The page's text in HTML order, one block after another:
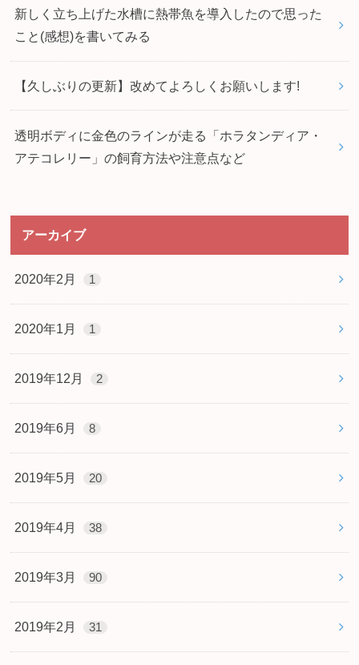
新しく立ち上げた水槽に熱帯魚を導入したので思った
こと(感想)を書いてみる
【久しぶりの更新】改めてよろしくお願いします!
透明ボディに金色のラインが走る「ホラタンディア・
アテコレリー」の飼育方法や注意点など
アーカイブ
2020年2月 1
2020年1月 1
2019年12月 2
2019年6月 8
2019年5月 20
2019年4月 38
2019年3月 90
2019年2月 31